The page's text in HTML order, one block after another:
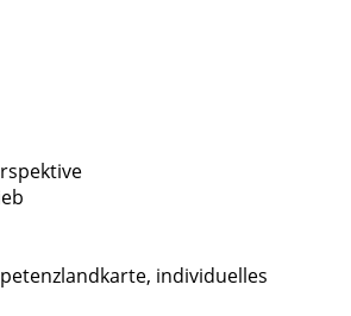
individuelles